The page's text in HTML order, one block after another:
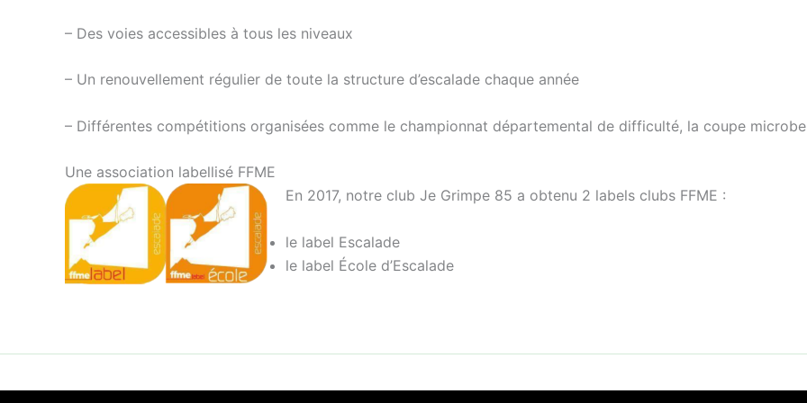
– Des voies accessibles à tous les niveaux
– Un renouvellement régulier de toute la structure d’escalade chaque année
– Différentes compétitions organisées comme le championnat départemental de difficulté, la coupe
​Une association labellisé FFME
En 2017, notre club Je Grimpe 85 a obtenu 2 labels clubs FFME :
le label Escalade
le label École d’Escalade